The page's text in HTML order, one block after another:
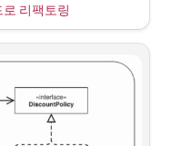
AppConfig.java
리팩토링